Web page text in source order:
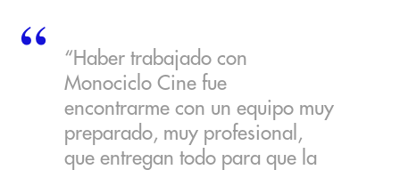
“Haber trabajado con
Monociclo Cine fue
encontrarme con un equipo muy
preparado, muy profesional,
que entregan todo para que la